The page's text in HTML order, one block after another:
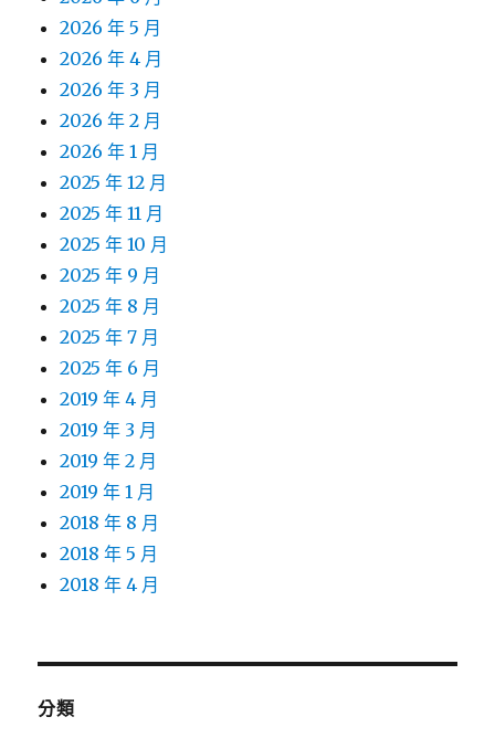
2026 年 5 月
2026 年 4 月
2026 年 3 月
2026 年 2 月
2026 年 1 月
2025 年 12 月
2025 年 11 月
2025 年 10 月
2025 年 9 月
2025 年 8 月
2025 年 7 月
2025 年 6 月
2019 年 4 月
2019 年 3 月
2019 年 2 月
2019 年 1 月
2018 年 8 月
2018 年 5 月
2018 年 4 月
分類